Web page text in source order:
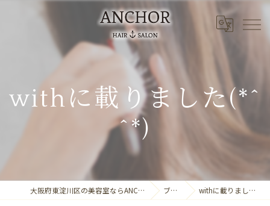
withに載りました(*^
^*)
大阪府東淀川区の美容室ならANCHOR laule'a ブログ withに載りました(*^^*)